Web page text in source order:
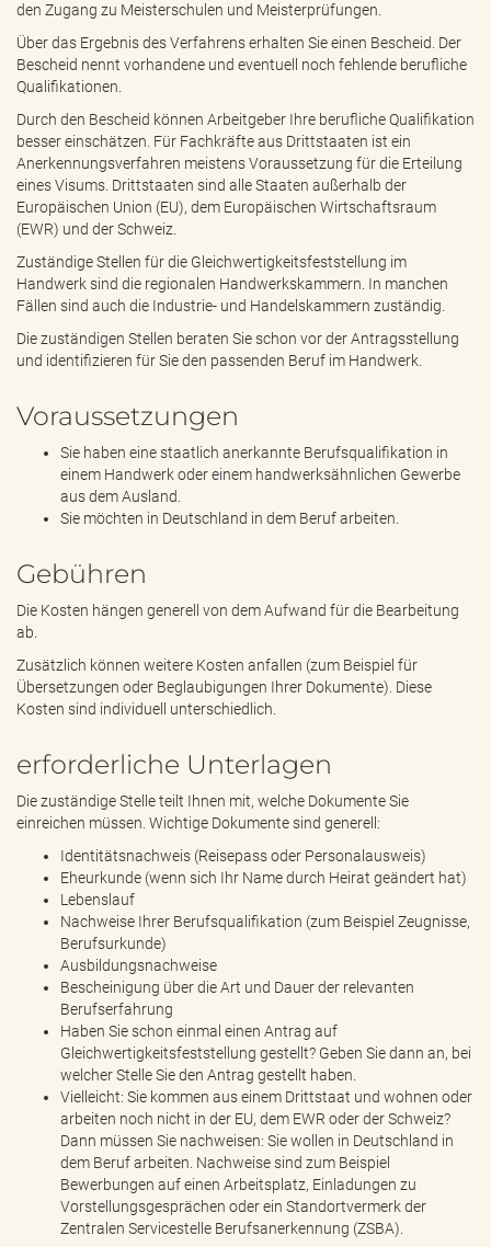
den Zugang zu Meisterschulen und Meisterprüfungen.
Über das Ergebnis des Verfahrens erhalten Sie einen Bescheid. Der
Bescheid nennt vorhandene und eventuell noch fehlende berufliche
Qualifikationen.
Durch den Bescheid können Arbeitgeber Ihre berufliche Qualifikation
besser einschätzen. Für Fachkräfte aus Drittstaaten ist ein
Anerkennungsverfahren meistens Voraussetzung für die Erteilung
eines Visums. Drittstaaten sind alle Staaten außerhalb der
Europäischen Union (EU), dem Europäischen Wirtschaftsraum
(EWR) und der Schweiz.
Zuständige Stellen für die Gleichwertigkeitsfeststellung im
Handwerk sind die regionalen Handwerkskammern. In manchen
Fällen sind auch die Industrie- und Handelskammern zuständig.
Die zuständigen Stellen beraten Sie schon vor der Antragsstellung
und identifizieren für Sie den passenden Beruf im Handwerk.
Voraussetzungen
Sie haben eine staatlich anerkannte Berufsqualifikation in
einem Handwerk oder einem handwerksähnlichen Gewerbe
aus dem Ausland.
Sie möchten in Deutschland in dem Beruf arbeiten.
Gebühren
Die Kosten hängen generell von dem Aufwand für die Bearbeitung
ab.
Zusätzlich können weitere Kosten anfallen (zum Beispiel für
Übersetzungen oder Beglaubigungen Ihrer Dokumente). Diese
Kosten sind individuell unterschiedlich.
erforderliche Unterlagen
Die zuständige Stelle teilt Ihnen mit, welche Dokumente Sie
einreichen müssen. Wichtige Dokumente sind generell:
Identitätsnachweis (Reisepass oder Personalausweis)
Eheurkunde (wenn sich Ihr Name durch Heirat geändert hat)
Lebenslauf
Nachweise Ihrer Berufsqualifikation (zum Beispiel Zeugnisse,
Berufsurkunde)
Ausbildungsnachweise
Bescheinigung über die Art und Dauer der relevanten
Berufserfahrung
Haben Sie schon einmal einen Antrag auf
Gleichwertigkeitsfeststellung gestellt? Geben Sie dann an, bei
welcher Stelle Sie den Antrag gestellt haben.
Vielleicht: Sie kommen aus einem Drittstaat und wohnen oder
arbeiten noch nicht in der EU, dem EWR oder der Schweiz?
Dann müssen Sie nachweisen: Sie wollen in Deutschland in
dem Beruf arbeiten. Nachweise sind zum Beispiel
Bewerbungen auf einen Arbeitsplatz, Einladungen zu
Vorstellungsgesprächen oder ein Standortvermerk der
Zentralen Servicestelle Berufsanerkennung (ZSBA).